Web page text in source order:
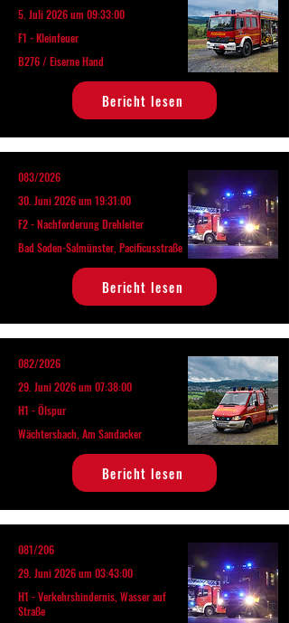
5. Juli 2026 um 09:33:00
F1 - Kleinfeuer
B276 / Eiserne Hand
Bericht lesen
083/2026
30. Juni 2026 um 19:31:00
F2 - Nachforderung Drehleiter
Bad Soden-Salmünster, Pacificusstraße
Bericht lesen
082/2026
29. Juni 2026 um 07:38:00
H1 - Ölspur
Wächtersbach, Am Sandacker
Bericht lesen
081/206
29. Juni 2026 um 03:43:00
H1 - Verkehrshindernis, Wasser auf
Straße